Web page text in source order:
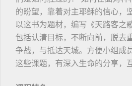
的盼望，靠着对主耶稣的信心，
以这书为题材，编写《天路客之
包括认清目标，不断向前，脱去
争战，与抵达天城。方便小组成
这些课题，有深入生命的分享，